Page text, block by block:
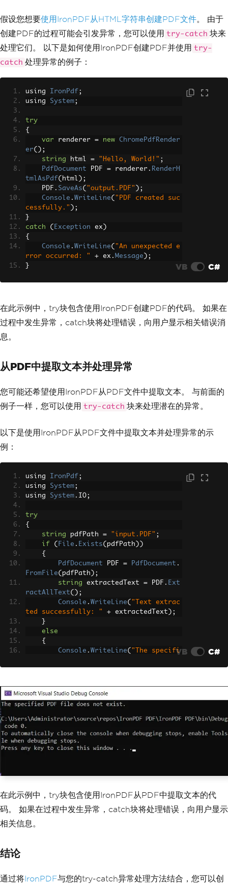
假设您想要使用IronPDF从HTML字符串创建PDF文件。 由于
创建PDF的过程可能会引发异常，您可以使用 try-catch 块来
处理它们。 以下是如何使用IronPDF创建PDF并使用 try-
catch 处理异常的例子：
using IronPdf ;
using System;
try
{
var renderer = new
ChromePdfRender
er();
string html = "Hello, World!" ;
PdfDocument PDF = renderer . RenderH
tmlAsPdf( html );
    PDF
. SaveAs( "output.PDF" );
Console . WriteLine( "PDF created suc
cessfully." );
}
catch
( Exception ex )
{
Console . WriteLine( "An unexpected e
rror occurred: "
+ ex . Message );
}
VB C#
在此示例中，try块包含使用IronPDF创建PDF的代码。 如果在
过程中发生异常，catch块将处理错误，向用户显示相关错误消
息。
从PDF中提取文本并处理异常
您可能还希望使用IronPDF从PDF文件中提取文本。 与前面的
例子一样，您可以使用 try-catch 块来处理潜在的异常。
以下是使用IronPDF从PDF文件中提取文本并处理异常的示
例：
using IronPdf ;
using System;
using System . IO;
try
{
string pdfPath = "input.PDF" ;
if
( File . Exists( pdfPath ))
{
PdfDocument PDF = PdfDocument .
FromFile( pdfPath );
string extractedText = PDF . Ext
ractAllText();
Console . WriteLine( "Text extrac
ted successfully: "
+ extractedText );
}
else
{
Console . WriteLine( "The specifi
{
rror occurred: "
+ ex.Message );
}
VB C#
在此示例中，try块包含使用IronPDF从PDF中提取文本的代
码。 如果在过程中发生异常，catch块将处理错误，向用户显示
相关信息。
结论
通过将IronPDF与您的try-catch异常处理方法结合，您可以创